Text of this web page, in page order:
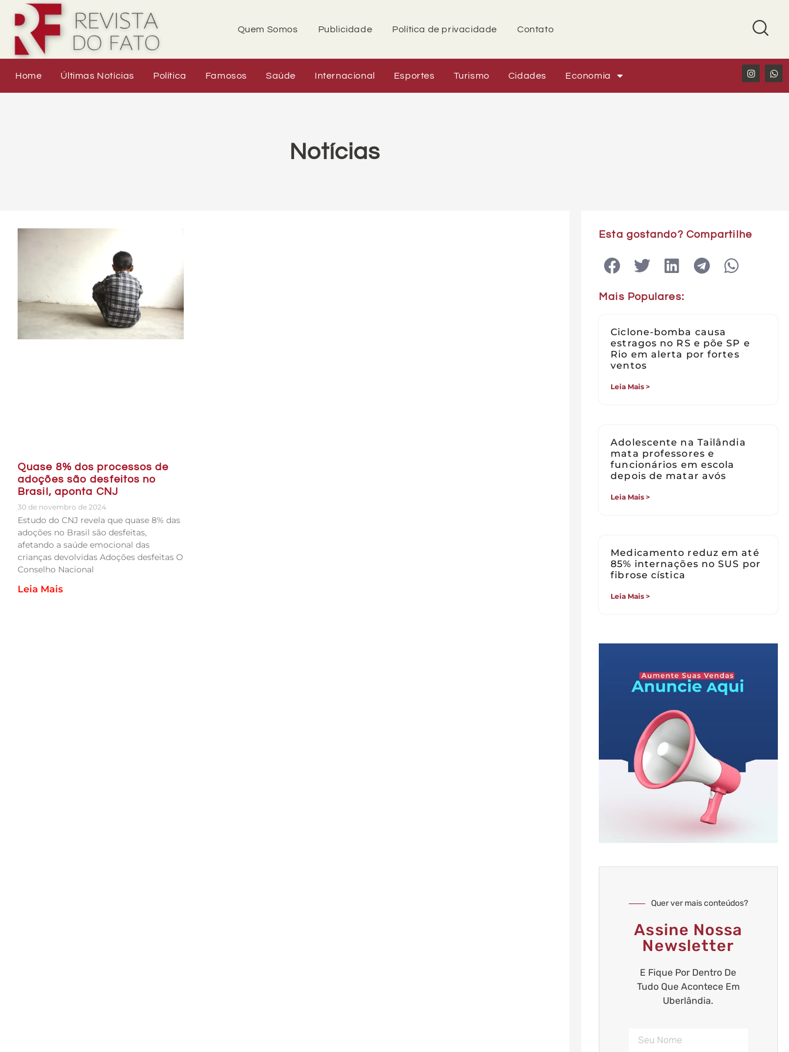
Quem Somos Publicidade Política de privacidade Contato
Home Últimas Notícias Política Famosos Saúde Internacional Esportes Turismo Cidades Economia
Notícias
Quase 8% dos processos de
adoções são desfeitos no
Brasil, aponta CNJ
30 de novembro de 2024
Estudo do CNJ revela que quase 8% das
adoções no Brasil são desfeitas,
afetando a saúde emocional das
crianças devolvidas Adoções desfeitas O
Conselho Nacional
Leia Mais
Esta gostando? Compartilhe
Mais Populares:
Ciclone-bomba causa
estragos no RS e põe SP e
Rio em alerta por fortes
ventos
Leia Mais >
Adolescente na Tailândia
mata professores e
funcionários em escola
depois de matar avós
Leia Mais >
Medicamento reduz em até
85% internações no SUS por
fibrose cística
Leia Mais >
Quer ver mais conteúdos?
Assine Nossa
Newsletter
E Fique Por Dentro De
Tudo Que Acontece Em
Uberlândia.